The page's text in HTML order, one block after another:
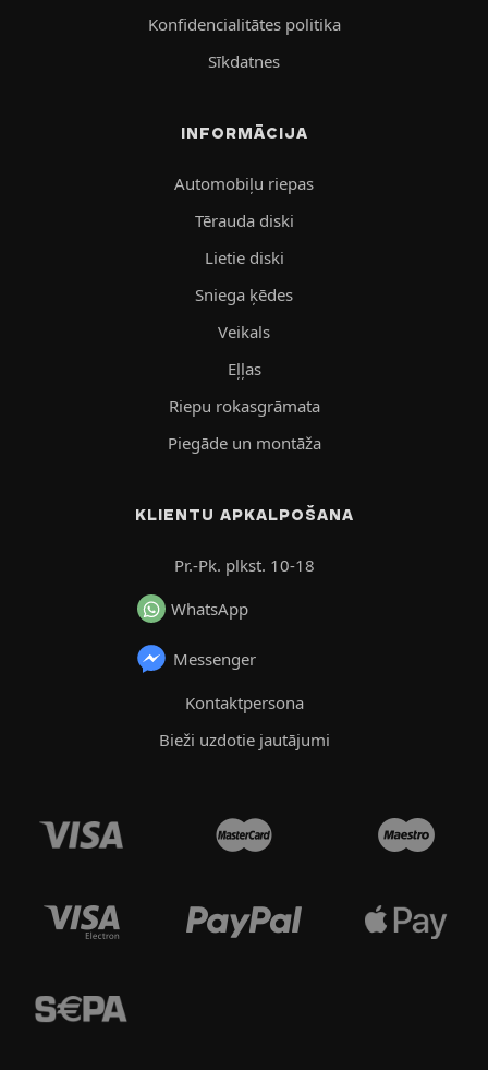
Konfidencialitātes politika
Sīkdatnes
INFORMĀCIJA
Automobiļu riepas
Tērauda diski
Lietie diski
Sniega ķēdes
Veikals
Eļļas
Riepu rokasgrāmata
Piegāde un montāža
KLIENTU APKALPOŠANA
Pr.-Pk. plkst. 10-18
WhatsApp
Messenger
Kontaktpersona
Bieži uzdotie jautājumi